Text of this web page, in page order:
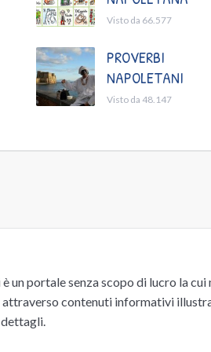
Visto da 66.577
PROVERBI
NAPOLETANI
Visto da 48.147
portale senza scopo di lucro la cui
attraverso contenuti informativi